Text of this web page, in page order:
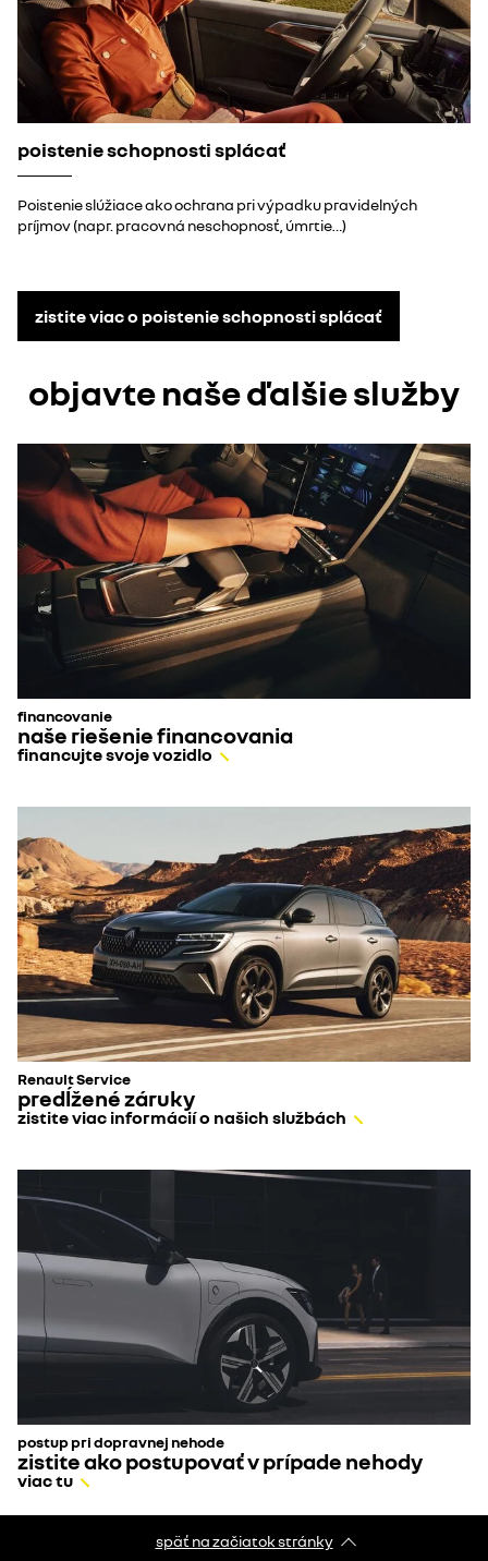
poistenie schopnosti splácať
Poistenie slúžiace ako ochrana pri výpadku pravidelných
príjmov (napr. pracovná neschopnosť, úmrtie…)
zistite viac o poistenie schopnosti splácať
objavte naše ďalšie služby
financovanie
naše riešenie financovania
financujte svoje vozidlo
Renault Service
predĺžené záruky
zistite viac informácií o našich službách
postup pri dopravnej nehode
zistite ako postupovať v prípade nehody
viac tu
späť na začiatok stránky